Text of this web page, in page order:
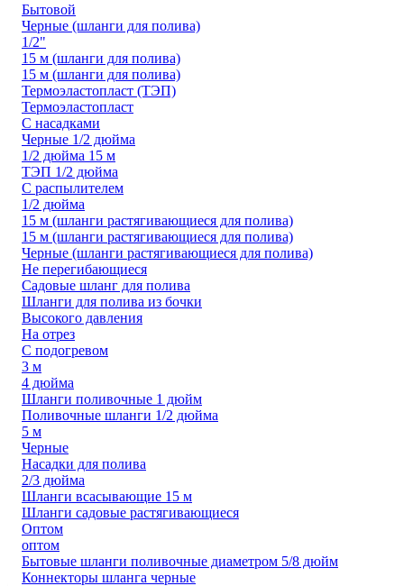
Бытовой
Черные (шланги для полива)
1/2"
15 м (шланги для полива)
15 м (шланги для полива)
Термоэластопласт (ТЭП)
Термоэластопласт
С насадками
Черные 1/2 дюйма
1/2 дюйма 15 м
ТЭП 1/2 дюйма
С распылителем
1/2 дюйма
15 м (шланги растягивающиеся для полива)
15 м (шланги растягивающиеся для полива)
Черные (шланги растягивающиеся для полива)
Не перегибающиеся
Садовые шланг для полива
Шланги для полива из бочки
Высокого давления
На отрез
С подогревом
3 м
4 дюйма
Шланги поливочные 1 дюйм
Поливочные шланги 1/2 дюйма
5 м
Черные
Насадки для полива
2/3 дюйма
Шланги всасывающие 15 м
Шланги садовые растягивающиеся
Оптом
оптом
Бытовые шланги поливочные диаметром 5/8 дюйм
Коннекторы шланга черные